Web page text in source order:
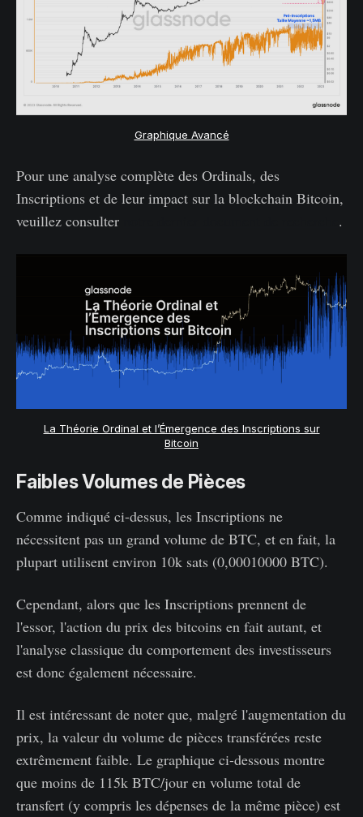
Graphique Avancé
Pour une analyse complète des Ordinals, des
Inscriptions et de leur impact sur la blockchain Bitcoin,
veuillez consulter
.
La Théorie Ordinal et l’Émergence des Inscriptions sur
Bitcoin
Faibles Volumes de Pièces
Comme indiqué ci-dessus, les Inscriptions ne
nécessitent pas un grand volume de BTC, et en fait, la
plupart utilisent environ 10k sats (0,00010000 BTC).
Cependant, alors que les Inscriptions prennent de
l'essor, l'action du prix des bitcoins en fait autant, et
l'analyse classique du comportement des investisseurs
est donc également nécessaire.
Il est intéressant de noter que, malgré l'augmentation du
prix, la valeur du volume de pièces transférées reste
extrêmement faible. Le graphique ci-dessous montre
que moins de 115k BTC/jour en volume total de
transfert (y compris les dépenses de la même pièce) est